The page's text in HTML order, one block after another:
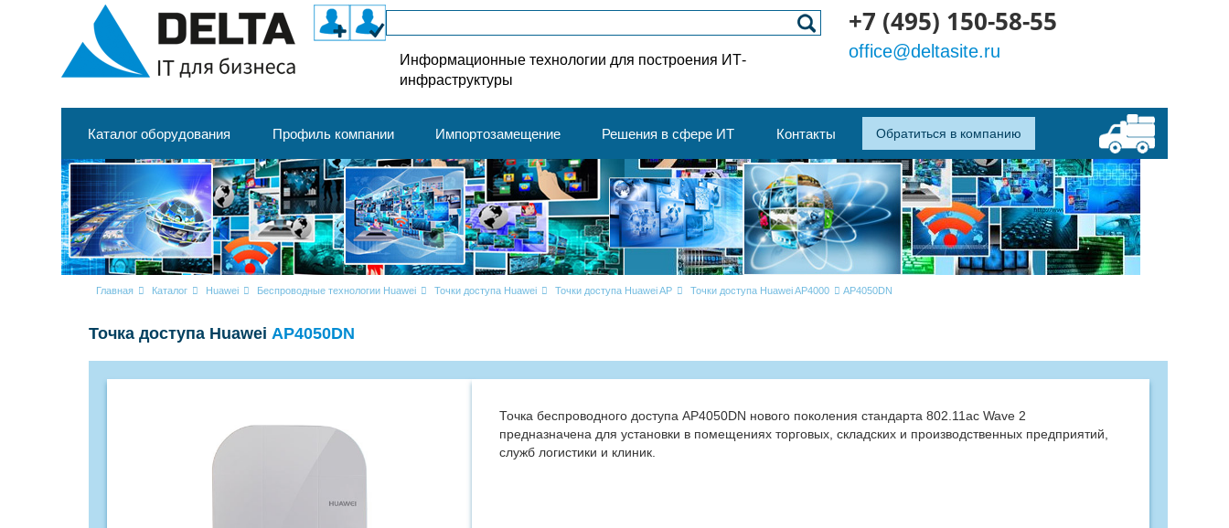
Информационные технологии для построения ИТ-
инфраструктуры
+7 (495) 150-58-55
office@deltasite.ru
Каталог оборудования Профиль компании Импортозамещение Решения в сфере ИТ Контакты Обратиться в компанию
Главная Каталог Huawei Беспроводные технологии Huawei Точки доступа Huawei Точки доступа Huawei AP Точки доступа Huawei AP4000 AP4050DN
Точка доступа HuaweiAP4050DN
Точка беспроводного доступа AP4050DN нового поколения стандарта 802.11ac Wave 2
предназначена для установки в помещениях торговых, складских и производственных предприятий,
служб логистики и клиник.